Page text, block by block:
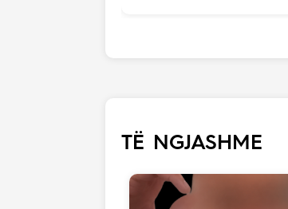
TË NGJASHME